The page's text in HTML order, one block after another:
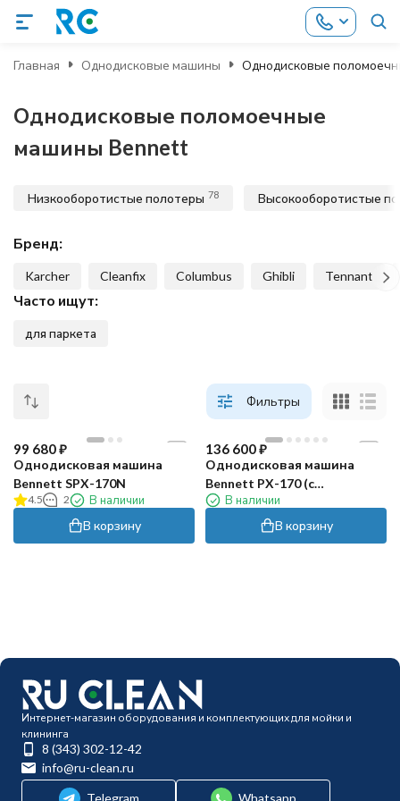
Главная Однодисковые машины Однодисковые
Однодисковые поломоечные
машины Bennett
Низкооборотистые полотеры 78 Высокооборотистые
Бренд:
Karcher Cleanfix Columbus Ghibli Tennant
Часто ищут:
для паркета
Фильтры
99 680₽
Однодисковая машина
Bennett SPX-170N
4.5 2 В наличии
В корзину
136 600₽
Однодисковая машина
Bennett PX-170 (с
утяжелителями)
В наличии
В корзину
Интернет-магазин оборудования и комплектующих для мойки и
клининга
8 (343) 302-12-42
info@ru-clean.ru
Telegram
Whatsapp